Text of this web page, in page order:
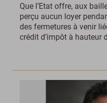
Que l’Etat offre, aux
perçu aucun loyer
des fermetures à venir
crédit d’impôt à hauteur